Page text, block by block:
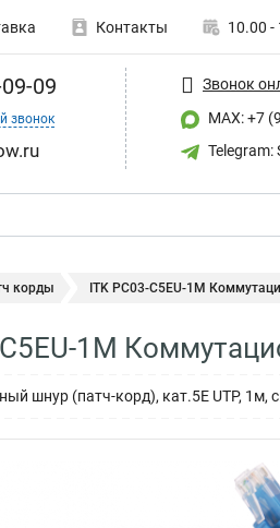
Контакты 10.00 -
09
звонок
Звонок
MAX: +7
Telegram:
корды ITK PC03-C5EU-1M
1M
шнур (патч-корд), кат.5Е UTP, 1м,